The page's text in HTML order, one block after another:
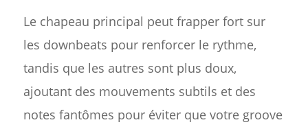
Le chapeau principal peut frapper fort sur
les downbeats pour renforcer le rythme,
tandis que les autres sont plus doux,
ajoutant des mouvements subtils et des
notes fantômes pour éviter que votre groove